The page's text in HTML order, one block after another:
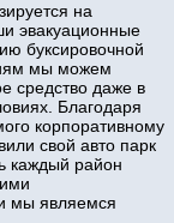
на
эвакуационные
буксировочной
мы можем
средство даже в
Благодаря
корпоративному
свой авто парк
каждый район
мы являемся